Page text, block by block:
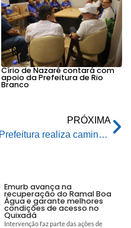
Círio de Nazaré contará com
apoio da Prefeitura de Rio
Branco
PRÓXIMA
Prefeitura realiza caminhada de conscientização e combate às violências contra todas as mulheres
Emurb avança na
recuperação do Ramal Boa
Água e garante melhores
condições de acesso no
Quixadá
Intervenção faz parte das ações de